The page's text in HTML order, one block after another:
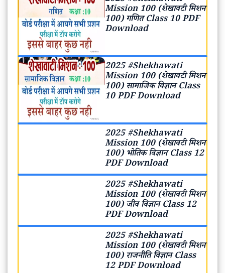
Mission 100 (शेखावटी मिशन
100) गणित Class 10 PDF
Download
2025 #Shekhawati
Mission 100 (शेखावटी मिशन
100) सामाजिक विज्ञान Class
10 PDF Download
2025 #Shekhawati
Mission 100 (शेखावटी मिशन
100) भोतिक विज्ञान Class 12
PDF Download
2025 #Shekhawati
Mission 100 (शेखावटी मिशन
100) जीव विज्ञान Class 12
PDF Download
2025 #Shekhawati
Mission 100 (शेखावटी मिशन
100) राजनीति विज्ञान Class
12 PDF Download